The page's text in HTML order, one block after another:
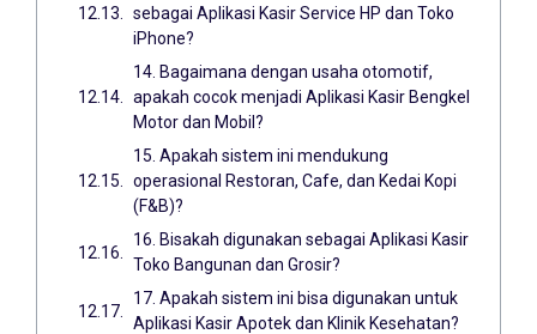
sebagai Aplikasi Kasir Service HP dan Toko
iPhone?
14. Bagaimana dengan usaha otomotif,
apakah cocok menjadi Aplikasi Kasir Bengkel
Motor dan Mobil?
15. Apakah sistem ini mendukung
operasional Restoran, Cafe, dan Kedai Kopi
(F&B)?
16. Bisakah digunakan sebagai Aplikasi Kasir
Toko Bangunan dan Grosir?
17. Apakah sistem ini bisa digunakan untuk
Aplikasi Kasir Apotek dan Klinik Kesehatan?